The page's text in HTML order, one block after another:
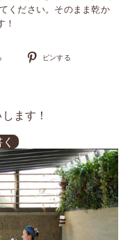
ください。そのまま乾か
！
Twitter
ト
す
る
ピンする
ます！